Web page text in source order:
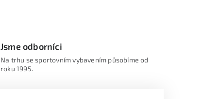
Jsme odborníci
Na trhu se sportovním vybavením působíme od
roku 1995.